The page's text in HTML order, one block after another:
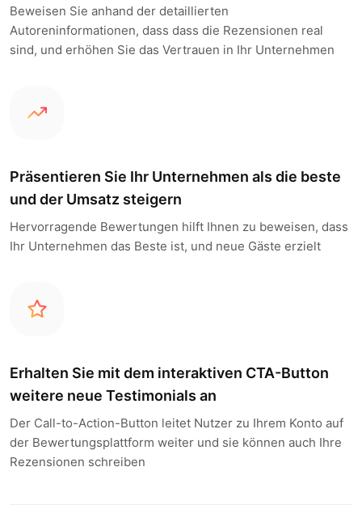
Beweisen Sie anhand der detaillierten
Autoreninformationen, dass dass die Rezensionen real
sind, und erhöhen Sie das Vertrauen in Ihr Unternehmen
Präsentieren Sie Ihr Unternehmen als die beste
und der Umsatz steigern
Hervorragende Bewertungen hilft Ihnen zu beweisen, dass
Ihr Unternehmen das Beste ist, und neue Gäste erzielt
Erhalten Sie mit dem interaktiven CTA-Button
weitere neue Testimonials an
Der Call-to-Action-Button leitet Nutzer zu Ihrem Konto auf
der Bewertungsplattform weiter und sie können auch Ihre
Rezensionen schreiben